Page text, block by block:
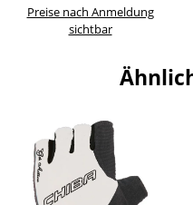
Preise nach Anmeldung
sichtbar